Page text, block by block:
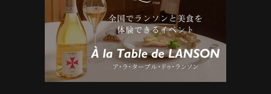
© 2022 Mottox inc.